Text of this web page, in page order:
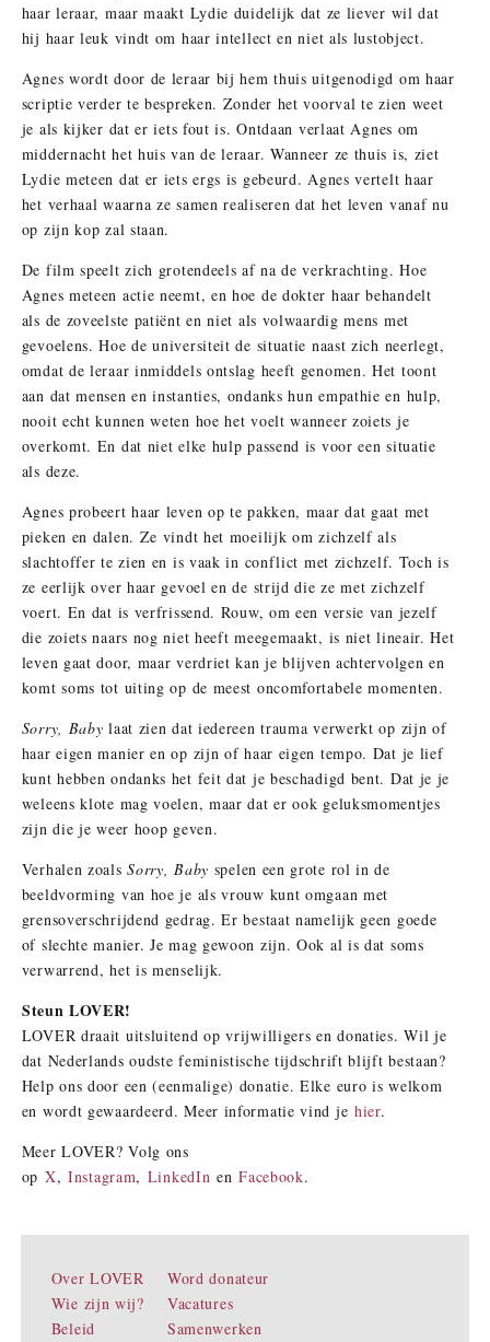
haar leraar, maar maakt Lydie duidelijk dat ze liever wil dat
hij haar leuk vindt om haar intellect en niet als lustobject.
Agnes wordt door de leraar bij hem thuis uitgenodigd om haar
scriptie verder te bespreken. Zonder het voorval te zien weet
je als kijker dat er iets fout is. Ontdaan verlaat Agnes om
middernacht het huis van de leraar. Wanneer ze thuis is, ziet
Lydie meteen dat er iets ergs is gebeurd. Agnes vertelt haar
het verhaal waarna ze samen realiseren dat het leven vanaf nu
op zijn kop zal staan.
De film speelt zich grotendeels af na de verkrachting. Hoe
Agnes meteen actie neemt, en hoe de dokter haar behandelt
als de zoveelste patiënt en niet als volwaardig mens met
gevoelens. Hoe de universiteit de situatie naast zich neerlegt,
omdat de leraar inmiddels ontslag heeft genomen. Het toont
aan dat mensen en instanties, ondanks hun empathie en hulp,
nooit echt kunnen weten hoe het voelt wanneer zoiets je
overkomt. En dat niet elke hulp passend is voor een situatie
als deze.
Agnes probeert haar leven op te pakken, maar dat gaat met
pieken en dalen. Ze vindt het moeilijk om zichzelf als
slachtoffer te zien en is vaak in conflict met zichzelf. Toch is
ze eerlijk over haar gevoel en de strijd die ze met zichzelf
voert. En dat is verfrissend. Rouw, om een versie van jezelf
die zoiets naars nog niet heeft meegemaakt, is niet lineair. Het
leven gaat door, maar verdriet kan je blijven achtervolgen en
komt soms tot uiting op de meest oncomfortabele momenten.
Sorry, Baby laat zien dat iedereen trauma verwerkt op zijn of
haar eigen manier en op zijn of haar eigen tempo. Dat je lief
kunt hebben ondanks het feit dat je beschadigd bent. Dat je je
weleens klote mag voelen, maar dat er ook geluksmomentjes
zijn die je weer hoop geven.
Verhalen zoalsSorry, Baby spelen een grote rol in de
beeldvorming van hoe je als vrouw kunt omgaan met
grensoverschrijdend gedrag. Er bestaat namelijk geen goede
of slechte manier. Je mag gewoon zijn. Ook al is dat soms
verwarrend, het is menselijk.
Steun LOVER!
LOVER draait uitsluitend op vrijwilligers en donaties. Wil je
dat Nederlands oudste feministische tijdschrift blijft bestaan?
Help ons door een (eenmalige) donatie. Elke euro is welkom
en wordt gewaardeerd. Meer informatie vind je hier.
Meer LOVER? Volg ons
op X,Instagram, LinkedIn enFacebook.
Over LOVER
Wie zijn wij?
Beleid
Word donateur
Vacatures
Samenwerken